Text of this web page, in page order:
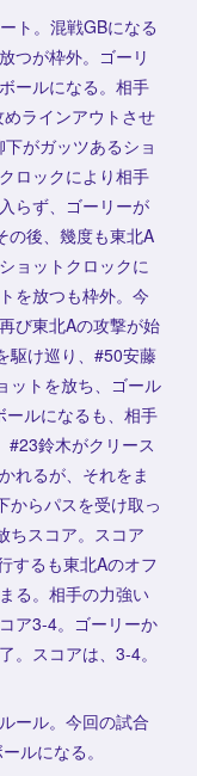
ト。混戦GBになる
つが枠外。ゴーリ
ールになる。相手
ラインアウトさせ
がガッツあるショ
ロックにより相手
らず、ゴーリーが
の後、幾度も東北A
ョットクロックに
を放つも枠外。今
び東北Aの攻撃が始
駆け巡り、#50安藤
ットを放ち、ゴール
ルになるも、相手
#23鈴木がクリース
れるが、それをま
からパスを受け取っ
ちスコア。スコア
するも東北Aのオフ
る。相手の力強い
ア3-4。ゴーリーか
。スコアは、3-4。
ール。今回の試合
ルになる。